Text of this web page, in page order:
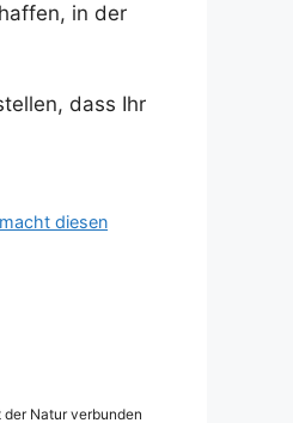
in der
dass Ihr
diesen
Natur verbunden